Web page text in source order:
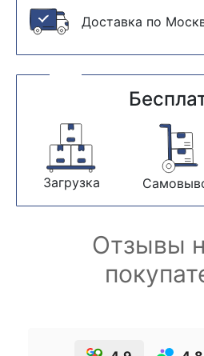
Доставка по
Загрузка
Отзывы